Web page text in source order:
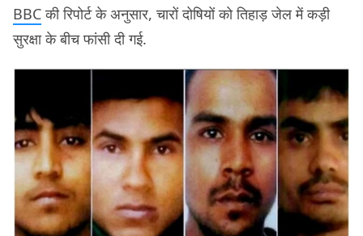
BBCकी रिपोर्ट के अनुसार, चारों दोषियों को तिहाड़ जेल में कड़ी
सुरक्षा के बीच फांसी दी गई.